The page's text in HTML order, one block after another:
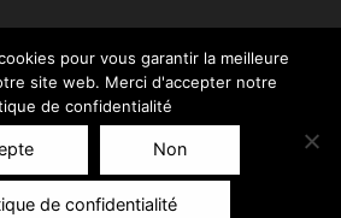
pour vous garantir la meilleure
site web. Merci d'accepter notre
de confidentialité
Non
de confidentialité